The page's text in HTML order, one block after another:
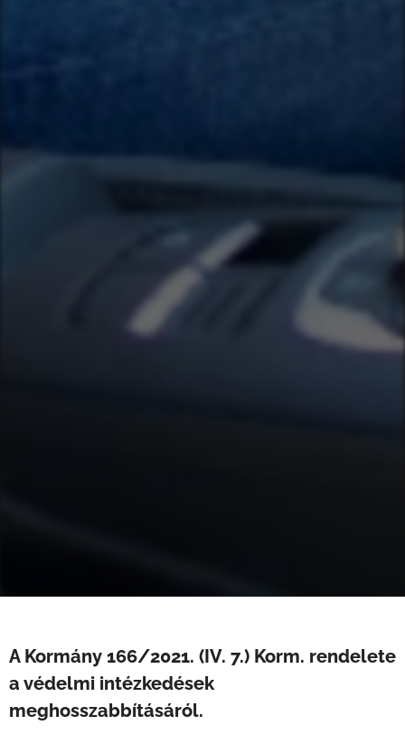
A Kormány 166/2021. (IV. 7.) Korm. rendelete
a védelmi intézkedések
meghosszabbításáról.